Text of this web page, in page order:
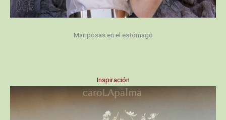
Mariposas en el estómago
Inspiración